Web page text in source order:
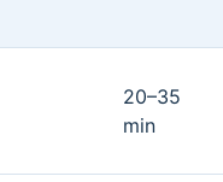
20–35
min